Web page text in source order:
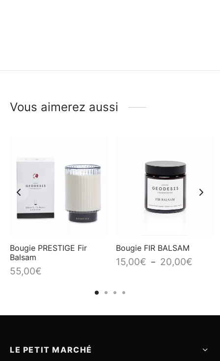
Vous aimerez aussi
Bougie PRESTIGE Fir
Balsam
55,00€
Bougie FIR BALSAM
15,00€ – 20,00€
LE PETIT MARCHÉ